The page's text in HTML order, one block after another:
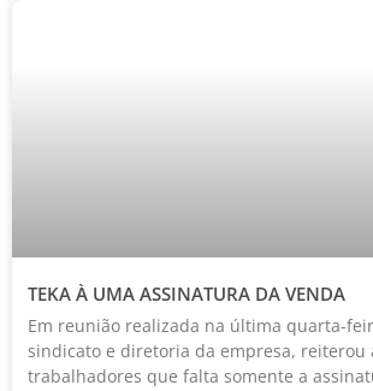
TEKA À UMA ASSINATURA DA VENDA
Em reunião realizada na última quarta-
sindicato e diretoria da empresa, reiterou
trabalhadores que falta somente a